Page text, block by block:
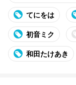
てにをは
初音ミク
和田たけあき